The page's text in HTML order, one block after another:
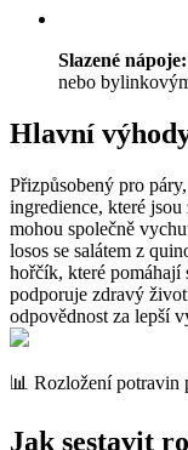
Slazené nápoje:
nebo
Hlavní
Přizpůsobený pro
ingredience, které jsou
mohou společně
losos se salátem z
hořčík, které pomáhají
podporuje zdravý
odpovědnost za lepší
📊 Rozložení potravin
Jak sestavit